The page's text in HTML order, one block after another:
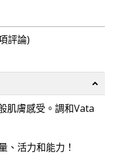
評論)
肌膚感受。調和Vata
、活力和能力！